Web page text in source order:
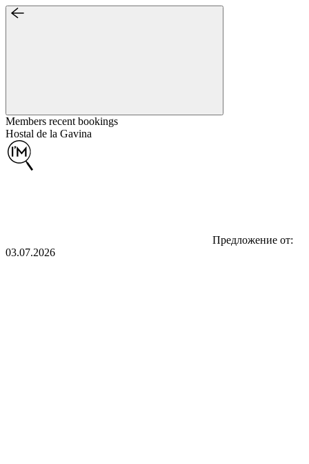
Members recent bookings
Hostal de la Gavina
Предложение от:
03.07.2026